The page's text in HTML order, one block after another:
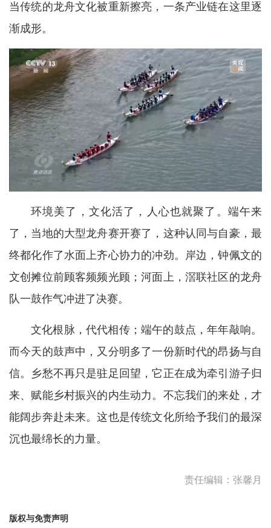
当传统的龙舟文化被重新擦亮，一条产业链在这里逐
渐成形。
环境美了，文化活了，人心也就聚了。端午来
了，当地的大型龙舟赛开赛了，这种认同与自豪，最
终都化作了水面上齐心协力的冲劲。岸边，钟佩文的
文创摊位前顾客频频光顾；河面上，滘联社区的龙舟
队一鼓作气冲进了决赛。
文化根脉，代代相传；端午的鼓点，年年敲响。
而今天的鼓声中，又分明多了一份新时代的昂扬与自
信。乡愁不再只是驻足回望，它正在成为牵引游子归
来、赋能乡村振兴的内生动力。不忘我们的来处，才
能阔步奔赴未来。这也是传统文化所给予我们的最深
沉也最绵长的力量。
责任编辑：张馨月
版权与免责声明